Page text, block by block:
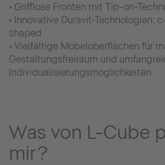
• Grifflose Fronten mit Tip-on-
• Innovative Duravit-Technologien:
shaped
• Vielfältige Möbeloberflächen für
Gestaltungsfreiraum und
Individualisierungsmöglichkeiten
Was von L-Cube
mir?